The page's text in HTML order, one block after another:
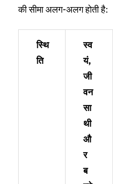
की सीमा अलग-अलग होती है:
स्थि
ति
स्व
यं,
जी
वन
सा
थी
औ
र
ब